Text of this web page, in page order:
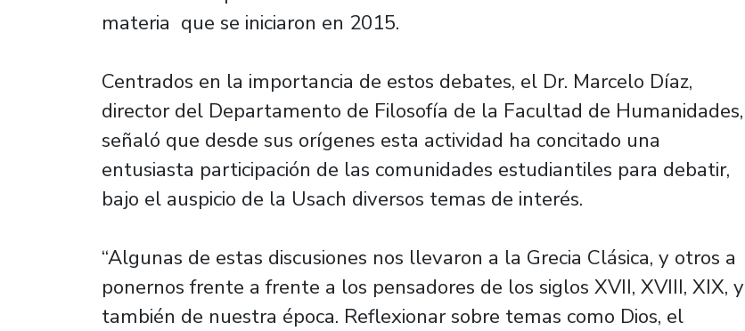
materia que se iniciaron en 2015.
Centrados en la importancia de estos debates, el Dr. Marcelo Díaz,
director del Departamento de Filosofía de la Facultad de Humanidades,
señaló que desde sus orígenes esta actividad ha concitado una
entusiasta participación de las comunidades estudiantiles para debatir,
bajo el auspicio de la Usach diversos temas de interés.
“Algunas de estas discusiones nos llevaron a la Grecia Clásica, y otros a
ponernos frente a frente a los pensadores de los siglos XVII, XVIII, XIX, y
también de nuestra época. Reflexionar sobre temas como Dios, el